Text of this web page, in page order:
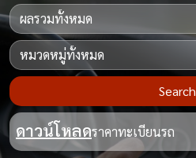
Search
ดาวน์โหลดราคาทะเบียนรถ